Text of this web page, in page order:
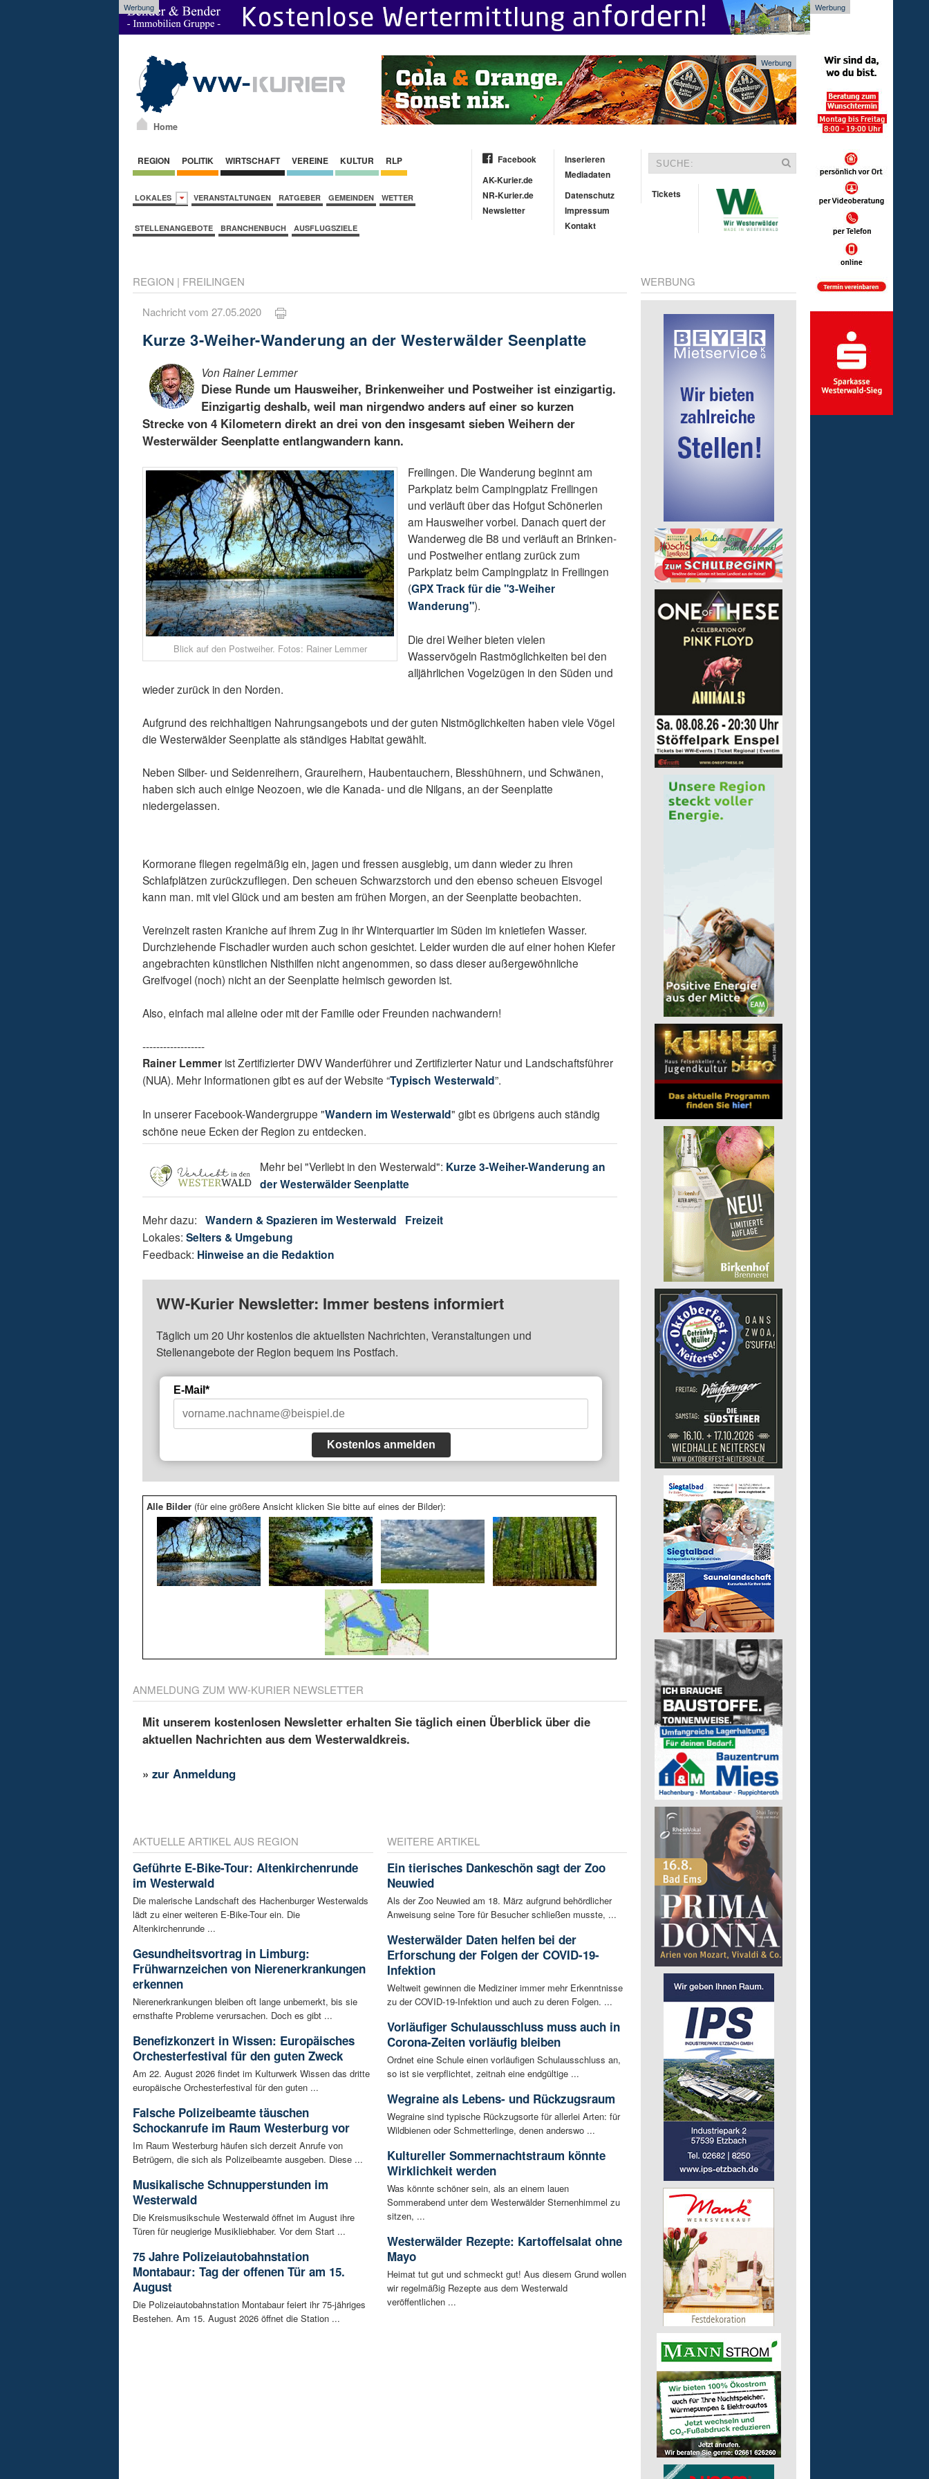
Werbung Werbung
Home
Werbung
REGION POLITIK WIRTSCHAFT VEREINE KULTUR RLP
LOKALES VERANSTALTUNGEN RATGEBER GEMEINDEN WETTER
STELLENANGEBOTE BRANCHENBUCH AUSFLUGSZIELE
Facebook
AK-Kurier.de
NR-Kurier.de
Newsletter
Inserieren
Mediadaten
Datenschutz
Impressum
Kontakt
Tickets
REGION | FREILINGEN
Nachricht vom 27.05.2020
Kurze 3-Weiher-Wanderung an der Westerwälder Seenplatte
Von Rainer Lemmer
Diese Runde um Hausweiher, Brinkenweiher und Postweiher ist einzigartig.
Einzigartig deshalb, weil man nirgendwo anders auf einer so kurzen
Strecke von 4 Kilometern direkt an drei von den insgesamt sieben Weihern der
Westerwälder Seenplatte entlangwandern kann.
Blick auf den Postweiher. Fotos: Rainer Lemmer
Freilingen. Die Wanderung beginnt am
Parkplatz beim Campingplatz Freilingen
und verläuft über das Hofgut Schönerlen
am Hausweiher vorbei. Danach quert der
Wanderweg die B8 und verläuft an Brinken-
und Postweiher entlang zurück zum
Parkplatz beim Campingplatz in Freilingen
(GPX Track für die "3-Weiher
Wanderung").
Die drei Weiher bieten vielen
Wasservögeln Rastmöglichkeiten bei den
alljährlichen Vogelzügen in den Süden und
wieder zurück in den Norden.
Aufgrund des reichhaltigen Nahrungsangebots und der guten Nistmöglichkeiten haben viele Vögel
die Westerwälder Seenplatte als ständiges Habitat gewählt.
Neben Silber- und Seidenreihern, Graureihern, Haubentauchern, Blesshühnern, und Schwänen,
haben sich auch einige Neozoen, wie die Kanada- und die Nilgans, an der Seenplatte
niedergelassen.
Kormorane fliegen regelmäßig ein, jagen und fressen ausgiebig, um dann wieder zu ihren
Schlafplätzen zurückzufliegen. Den scheuen Schwarzstorch und den ebenso scheuen Eisvogel
kann man. mit viel Glück und am besten am frühen Morgen, an der Seenplatte beobachten.
Vereinzelt rasten Kraniche auf ihrem Zug in ihr Winterquartier im Süden im knietiefen Wasser.
Durchziehende Fischadler wurden auch schon gesichtet. Leider wurden die auf einer hohen Kiefer
angebrachten künstlichen Nisthilfen nicht angenommen, so dass dieser außergewöhnliche
Greifvogel (noch) nicht an der Seenplatte heimisch geworden ist.
Also, einfach mal alleine oder mit der Familie oder Freunden nachwandern!
------------------
Rainer Lemmer ist Zertifizierter DWV Wanderführer und Zertifizierter Natur und Landschaftsführer
(NUA). Mehr Informationen gibt es auf der Website “Typisch Westerwald”.
In unserer Facebook-Wandergruppe "Wandern im Westerwald" gibt es übrigens auch ständig
schöne neue Ecken der Region zu entdecken.
Mehr bei "Verliebt in den Westerwald": Kurze 3-Weiher-Wanderung an
der Westerwälder Seenplatte
Mehr dazu:Wandern & Spazieren im Westerwald Freizeit
Lokales:Selters & Umgebung
Feedback: Hinweise an die Redaktion
WW-Kurier Newsletter: Immer bestens informiert
Täglich um 20 Uhr kostenlos die aktuellsten Nachrichten, Veranstaltungen und
Stellenangebote der Region bequem ins Postfach.
E-Mail*
Kostenlos anmelden
Alle Bilder (für eine größere Ansicht klicken Sie bitte auf eines der Bilder):
ANMELDUNG ZUM WW-KURIER NEWSLETTER
Mit unserem kostenlosen Newsletter erhalten Sie täglich einen Überblick über die
aktuellen Nachrichten aus dem Westerwaldkreis.
»zur Anmeldung
AKTUELLE ARTIKEL AUS REGION
Geführte E-Bike-Tour: Altenkirchenrunde
im Westerwald
Die malerische Landschaft des Hachenburger Westerwalds
lädt zu einer weiteren E-Bike-Tour ein. Die
Altenkirchenrunde ...
Gesundheitsvortrag in Limburg:
Frühwarnzeichen von Nierenerkrankungen
erkennen
Nierenerkrankungen bleiben oft lange unbemerkt, bis sie
ernsthafte Probleme verursachen. Doch es gibt ...
Benefizkonzert in Wissen: Europäisches
Orchesterfestival für den guten Zweck
Am 22. August 2026 findet im Kulturwerk Wissen das dritte
europäische Orchesterfestival für den guten ...
Falsche Polizeibeamte täuschen
Schockanrufe im Raum Westerburg vor
Im Raum Westerburg häufen sich derzeit Anrufe von
Betrügern, die sich als Polizeibeamte ausgeben. Diese ...
Musikalische Schnupperstunden im
Westerwald
Die Kreismusikschule Westerwald öffnet im August ihre
Türen für neugierige Musikliebhaber. Vor dem Start ...
75 Jahre Polizeiautobahnstation
Montabaur: Tag der offenen Tür am 15.
August
Die Polizeiautobahnstation Montabaur feiert ihr 75-jähriges
Bestehen. Am 15. August 2026 öffnet die Station ...
WEITERE ARTIKEL
Ein tierisches Dankeschön sagt der Zoo
Neuwied
Als der Zoo Neuwied am 18. März aufgrund behördlicher
Anweisung seine Tore für Besucher schließen musste, ...
Westerwälder Daten helfen bei der
Erforschung der Folgen der COVID-19-
Infektion
Weltweit gewinnen die Mediziner immer mehr Erkenntnisse
zu der COVID-19-Infektion und auch zu deren Folgen. ...
Vorläufiger Schulausschluss muss auch in
Corona-Zeiten vorläufig bleiben
Ordnet eine Schule einen vorläufigen Schulausschluss an,
so ist sie verpflichtet, zeitnah eine endgültige ...
Wegraine als Lebens- und Rückzugsraum
Wegraine sind typische Rückzugsorte für allerlei Arten: für
Wildbienen oder Schmetterlinge, denen anderswo ...
Kultureller Sommernachtstraum könnte
Wirklichkeit werden
Was könnte schöner sein, als an einem lauen
Sommerabend unter dem Westerwälder Sternenhimmel zu
sitzen, ...
Westerwälder Rezepte: Kartoffelsalat ohne
Mayo
Heimat tut gut und schmeckt gut! Aus diesem Grund wollen
wir regelmäßig Rezepte aus dem Westerwald
veröffentlichen ...
WERBUNG